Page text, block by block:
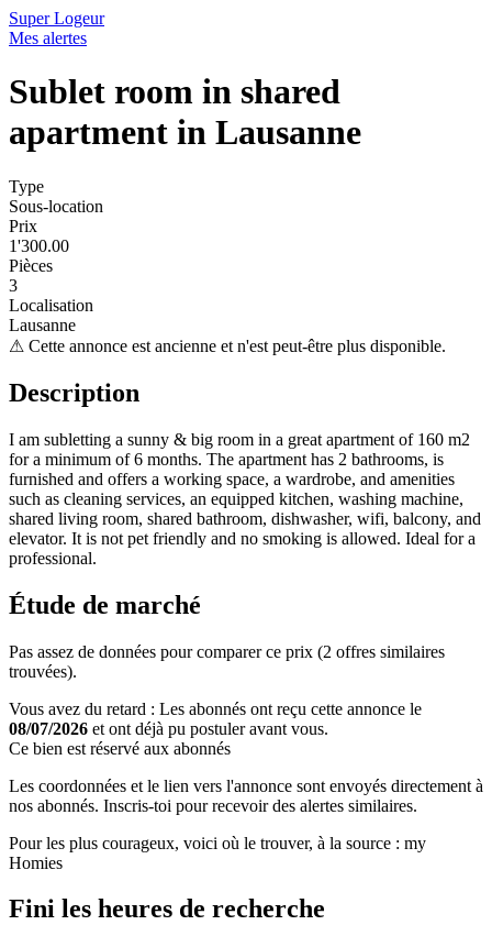
Super Logeur
Mes alertes
Sublet room in shared
apartment in Lausanne
Type
Sous-location
Prix
1'300.00
Pièces
3
Localisation
Lausanne
⚠ Cette annonce est ancienne et n'est peut-être plus disponible.
Description
I am subletting a sunny & big room in a great apartment of 160 m2
for a minimum of 6 months. The apartment has 2 bathrooms, is
furnished and offers a working space, a wardrobe, and amenities
such as cleaning services, an equipped kitchen, washing machine,
shared living room, shared bathroom, dishwasher, wifi, balcony, and
elevator. It is not pet friendly and no smoking is allowed. Ideal for a
professional.
Étude de marché
Pas assez de données pour comparer ce prix (2 offres similaires
trouvées).
Vous avez du retard : Les abonnés ont reçu cette annonce le
08/07/2026 et ont déjà pu postuler avant vous.
Ce bien est réservé aux abonnés
Les coordonnées et le lien vers l'annonce sont envoyés directement à
nos abonnés. Inscris-toi pour recevoir des alertes similaires.
Pour les plus courageux, voici où le trouver, à la source : my
Homies
Fini les heures de recherche